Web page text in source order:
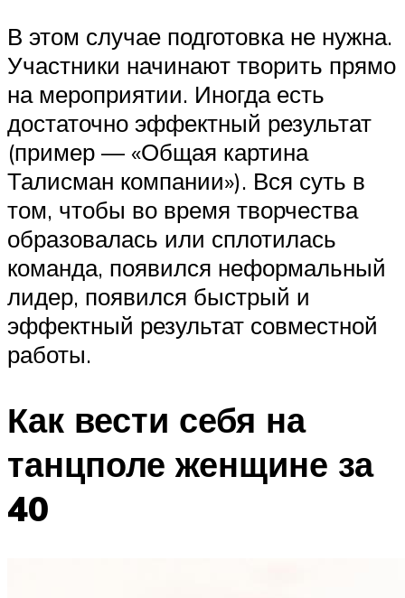
В этом случае подготовка не нужна.
Участники начинают творить прямо
на мероприятии. Иногда есть
достаточно эффектный результат
(пример — «Общая картина
Талисман компании»). Вся суть в
том, чтобы во время творчества
образовалась или сплотилась
команда, появился неформальный
лидер, появился быстрый и
эффектный результат совместной
работы.
Как вести себя на
танцполе женщине за
40